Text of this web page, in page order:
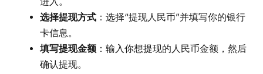
选择提现方式 ：选择“提现人民币”并填写你的银行
卡信息。
填写提现金额 ：输入你想提现的人民币金额，然后
确认提现。